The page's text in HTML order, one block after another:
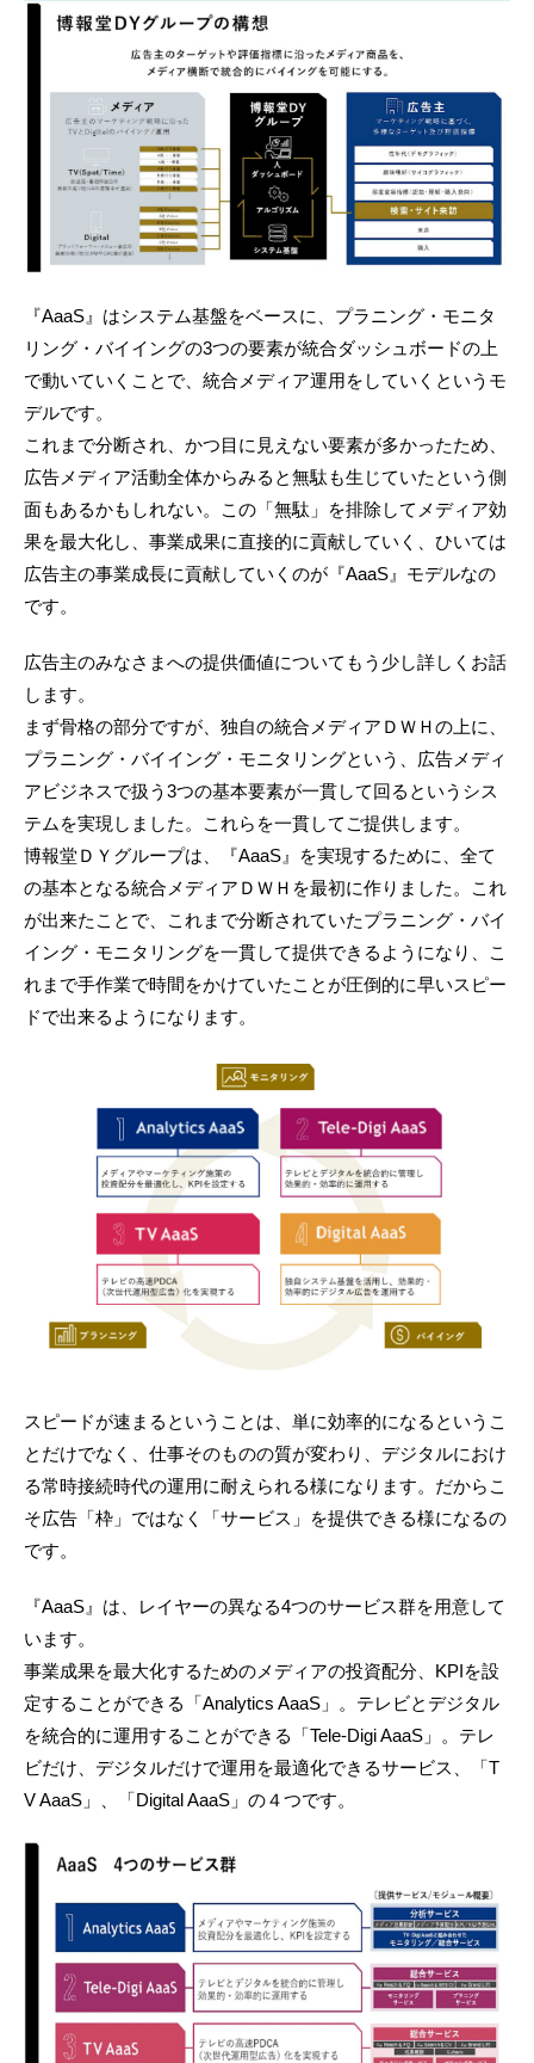
『AaaS』はシステム基盤をベースに、プラニング・モニタ
リング・バイイングの3つの要素が統合ダッシュボードの上
で動いていくことで、統合メディア運用をしていくというモ
デルです。
これまで分断され、かつ目に見えない要素が多かったため、
広告メディア活動全体からみると無駄も生じていたという側
面もあるかもしれない。この「無駄」を排除してメディア効
果を最大化し、事業成果に直接的に貢献していく、ひいては
広告主の事業成長に貢献していくのが『AaaS』モデルなの
です。
広告主のみなさまへの提供価値についてもう少し詳しくお話
します。
まず骨格の部分ですが、独自の統合メディアＤＷＨの上に、
プラニング・バイイング・モニタリングという、広告メディ
アビジネスで扱う3つの基本要素が一貫して回るというシス
テムを実現しました。これらを一貫してご提供します。
博報堂ＤＹグループは、『AaaS』を実現するために、全て
の基本となる統合メディアＤＷＨを最初に作りました。これ
が出来たことで、これまで分断されていたプラニング・バイ
イング・モニタリングを一貫して提供できるようになり、こ
れまで手作業で時間をかけていたことが圧倒的に早いスピー
ドで出来るようになります。
スピードが速まるということは、単に効率的になるというこ
とだけでなく、仕事そのものの質が変わり、デジタルにおけ
る常時接続時代の運用に耐えられる様になります。だからこ
そ広告「枠」ではなく「サービス」を提供できる様になるの
です。
『AaaS』は、レイヤーの異なる4つのサービス群を用意して
います。
事業成果を最大化するためのメディアの投資配分、KPIを設
定することができる「Analytics AaaS」。テレビとデジタル
を統合的に運用することができる「Tele-Digi AaaS」。テレ
ビだけ、デジタルだけで運用を最適化できるサービス、「T
V AaaS」、「Digital AaaS」の４つです。